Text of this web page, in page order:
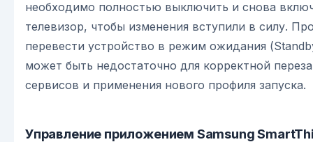
необходимо полностью выключить и снова
телевизор, чтобы изменения вступили в силу.
перевести устройство в режим ожидания
может быть недостаточно для корректной
сервисов и применения нового профиля запуска.
Управление приложением Samsung